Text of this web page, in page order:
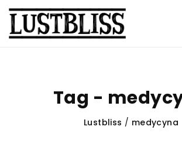
Tag -
Lustbliss / medycyna